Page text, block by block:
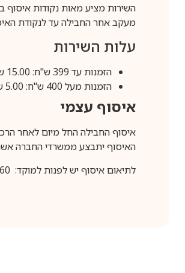
השירות מציע מאות נקודות
מעקב אחר החבילה עד לנקודת
עלות השירות
הזמנות עד 399 ש"ח: 15.00 ש"ח
הזמנות מעל 400 ש"ח: 5.00 ש"ח
איסוף עצמי
איסוף החבילה החל מיום לאחר הרכישה בשעה 12:00
האיסוף יתבצע ממשרדי החברה אשר
לתיאום איסוף יש לפנות למוקד: 1700-50-70-60